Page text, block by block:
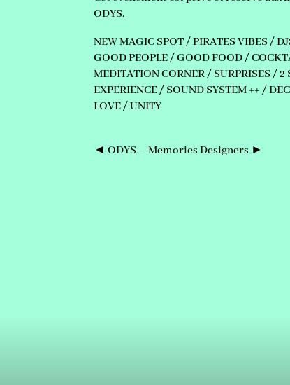
ODYS.
NEW MAGIC SPOT / PIRATES VIBES /
GOOD PEOPLE / GOOD FOOD /
MEDITATION CORNER / SURPRISES /
EXPERIENCE / SOUND SYSTEM ++ /
LOVE / UNITY
◄ ODYS – Memories Designers ►